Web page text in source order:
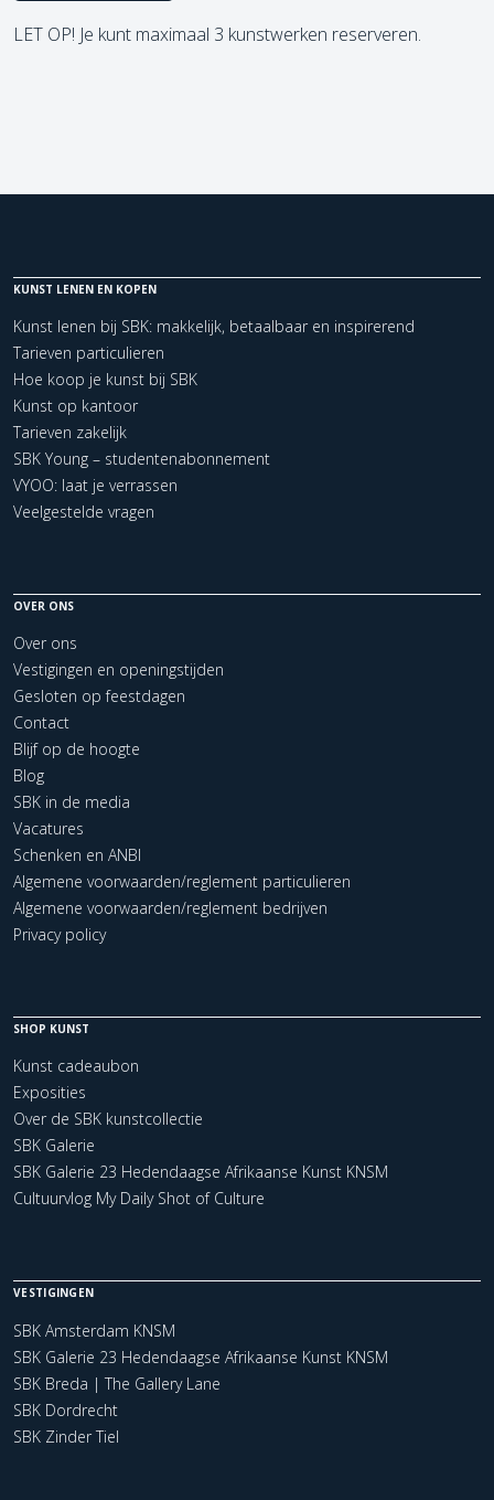
LET OP! Je kunt maximaal 3 kunstwerken reserveren.
KUNST LENEN EN KOPEN
Kunst lenen bij SBK: makkelijk, betaalbaar en inspirerend
Tarieven particulieren
Hoe koop je kunst bij SBK
Kunst op kantoor
Tarieven zakelijk
SBK Young – studentenabonnement
VYOO: laat je verrassen
Veelgestelde vragen
OVER ONS
Over ons
Vestigingen en openingstijden
Gesloten op feestdagen
Contact
Blijf op de hoogte
Blog
SBK in de media
Vacatures
Schenken en ANBI
Algemene voorwaarden/reglement particulieren
Algemene voorwaarden/reglement bedrijven
Privacy policy
SHOP KUNST
Kunst cadeaubon
Exposities
Over de SBK kunstcollectie
SBK Galerie
SBK Galerie 23 Hedendaagse Afrikaanse Kunst KNSM
Cultuurvlog My Daily Shot of Culture
VESTIGINGEN
SBK Amsterdam KNSM
SBK Galerie 23 Hedendaagse Afrikaanse Kunst KNSM
SBK Breda | The Gallery Lane
SBK Dordrecht
SBK Zinder Tiel